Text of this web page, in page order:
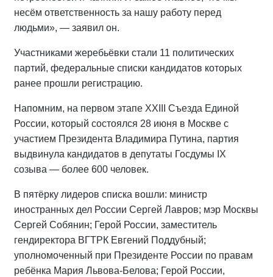
несём ответственность за нашу работу перед
людьми», — заявил он.
Участниками жеребьёвки стали 11 политических
партий, федеральные списки кандидатов которых
ранее прошли регистрацию.
Напомним, на первом этапе XXIII Съезда Единой
России, который состоялся 28 июня в Москве с
участием Президента Владимира Путина, партия
выдвинула кандидатов в депутаты Госдумы IX
созыва — более 600 человек.
В пятёрку лидеров списка вошли: министр
иностранных дел России Сергей Лавров; мэр Москвы
Сергей Собянин; Герой России, заместитель
гендиректора ВГТРК Евгений Поддубный;
уполномоченный при Президенте России по правам
ребёнка Мария Львова-Белова; Герой России,